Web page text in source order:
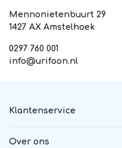
Mennonietenbuurt 29
1427 AX Amstelhoek
0297 760 001
info@urifoon.nl
Klantenservice
Over ons